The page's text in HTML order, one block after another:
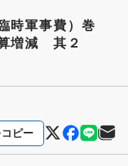
時軍事費）巻
増減 其２
ピー